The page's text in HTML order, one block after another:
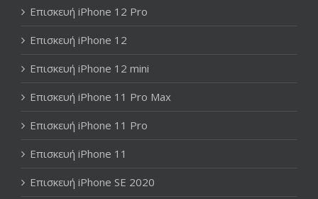
Επισκευή iPhone 12 Pro
Επισκευή iPhone 12
Επισκευή iPhone 12 mini
Επισκευή iPhone 11 Pro Max
Επισκευή iPhone 11 Pro
Επισκευή iPhone 11
Επισκευή iPhone SE 2020